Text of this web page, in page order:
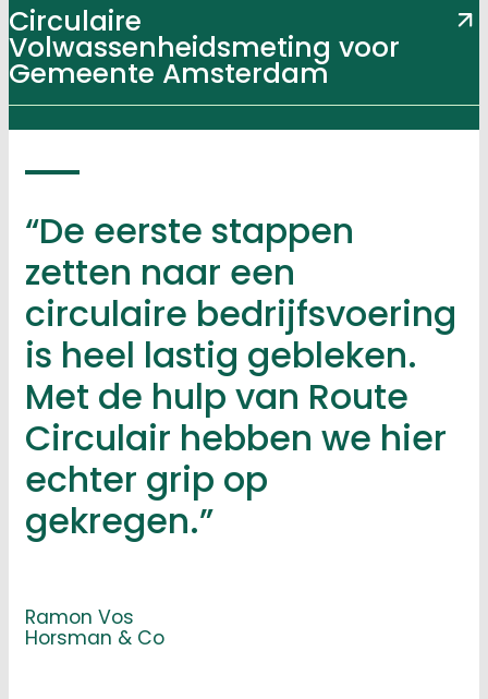
Circulaire
Volwassenheidsmeting voor
Gemeente Amsterdam
“De eerste stappen
zetten naar een
circulaire bedrijfsvoering
is heel lastig gebleken.
Met de hulp van Route
Circulair hebben we hier
echter grip op
gekregen.”
Ramon Vos
Horsman & Co